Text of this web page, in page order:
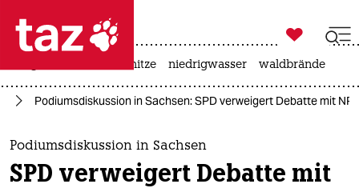
 taz zahl ich
taz zahl ich
themen
politik

taz zahl ich
hitze niedrigwasser waldbrände
Podiumsdiskussion in Sachsen: SPD verweigert Debatte mit
Podiumsdiskussion in Sachsen
SPD verweigert Debatte mit